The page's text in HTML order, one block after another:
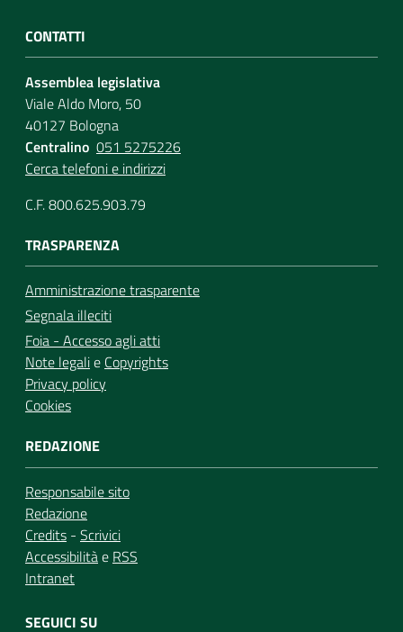
CONTATTI
Assemblea legislativa
Viale Aldo Moro, 50
40127 Bologna
Centralino 051 5275226
Cerca telefoni e indirizzi
C.F. 800.625.903.79
TRASPARENZA
Amministrazione trasparente
Segnala illeciti
Foia - Accesso agli atti
Note legalie Copyrights
Privacy policy
Cookies
REDAZIONE
Responsabile sito
Redazione
Credits - Scrivici
Accessibilitàe RSS
Intranet
SEGUICI SU